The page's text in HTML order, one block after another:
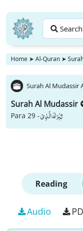
Search
Home ➤ Al-Quran ➤
Surah Al Mudassir
Surah Al Mudassir
Para 29 -تَبٰرَكَ الَّذِیْ
Reading
Audio